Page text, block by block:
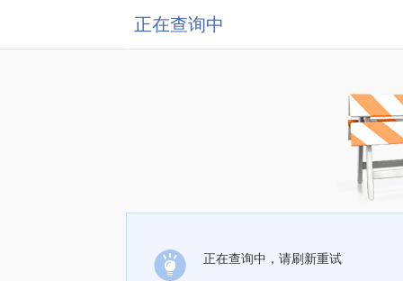
正在查询中
正在查询中，请刷新重试